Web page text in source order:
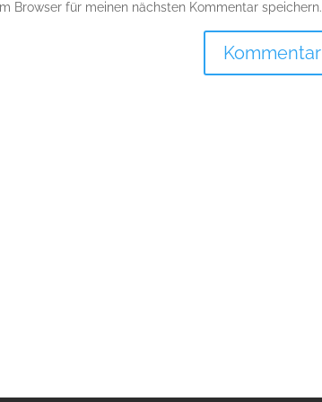
Browser für meinen nächsten Kommentar speichern.